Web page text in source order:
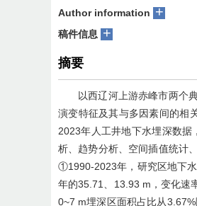
Author information +
稿件信息 +
摘要
以西辽河上游赤峰市两个
演变特征及其与多因素间的相
2023年人工井地下水埋深数据
析、趋势分析、空间插值统计
①1990-2023年，研究区地下
年的35.71、13.93 m，变化速
0~7 m埋深区面积占比从